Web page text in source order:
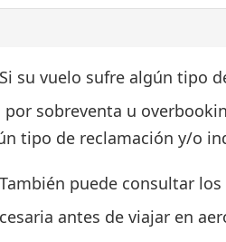
Si su vuelo sufre algún tipo
por sobreventa u
tipo de reclamación y/o
También puede consultar los
antes de viajar en